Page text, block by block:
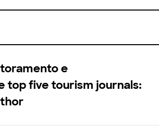
e
top five tourism journals: